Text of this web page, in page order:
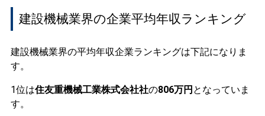
建設機械業界の企業平均年収ランキング
建設機械業界の平均年収企業ランキングは下記になりま
す。
1位は住友重機械工業株式会社社の806万円 となっていま
す。